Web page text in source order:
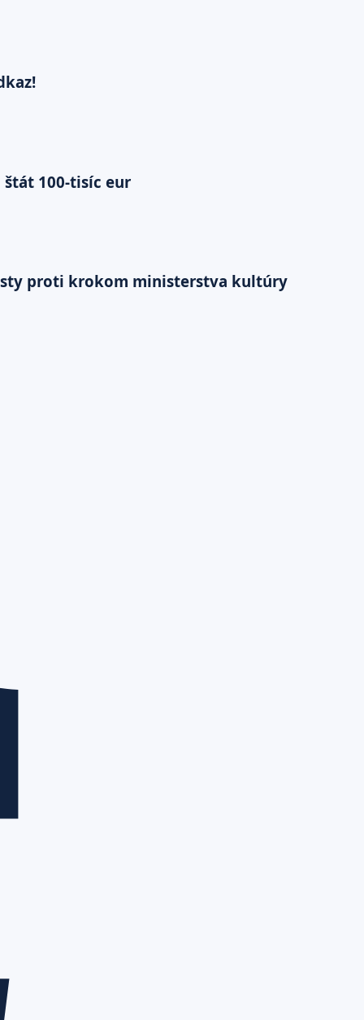
100-tisíc eur
proti krokom ministerstva kultúry